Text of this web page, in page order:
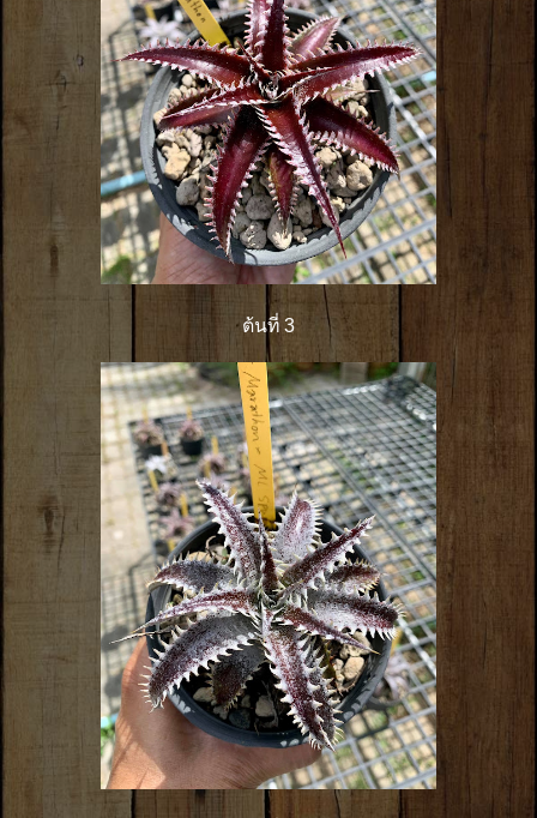
ต้นที่ 3